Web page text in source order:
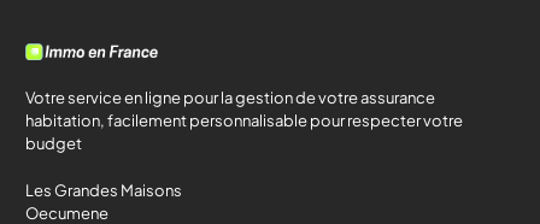
Votre service en ligne pour la gestion de votre assurance
habitation, facilement personnalisable pour respecter votre
budget
Les Grandes Maisons
Oecumene